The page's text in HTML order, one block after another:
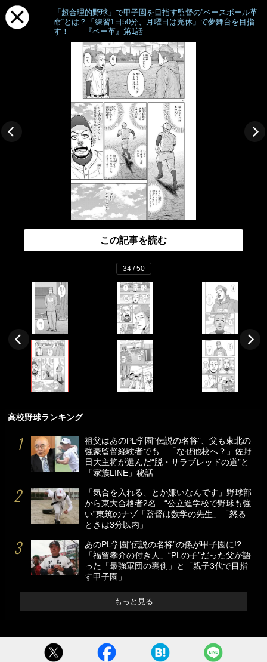
「超合理的野球」で甲子園を目指す監督の”ベースボール革
命“とは？「練習1日50分、月曜日は完休」で夢舞台を目指
す！――『ベー革』第1話
この記事を読む
34 / 50
高校野球ランキング
祖父はあのPL学園“伝説の名将”、父も東北の
強豪監督経験者でも…「なぜ他校へ？」佐野
日大主将が選んだ“脱・サラブレッドの道”と
「家族LINE」秘話
「気合を入れる、とか嫌いなんです」野球部
から東大合格者2名…“公立進学校で野球も強
い”東筑のナゾ「監督は数学の先生」「怒る
ときは3分以内」
あのPL学園“伝説の名将”の孫が甲子園に!?
「福留孝介の付き人」“PLの子”だった父が語
った「最強軍団の裏側」と「親子3代で目指
す甲子園」
もっと見る